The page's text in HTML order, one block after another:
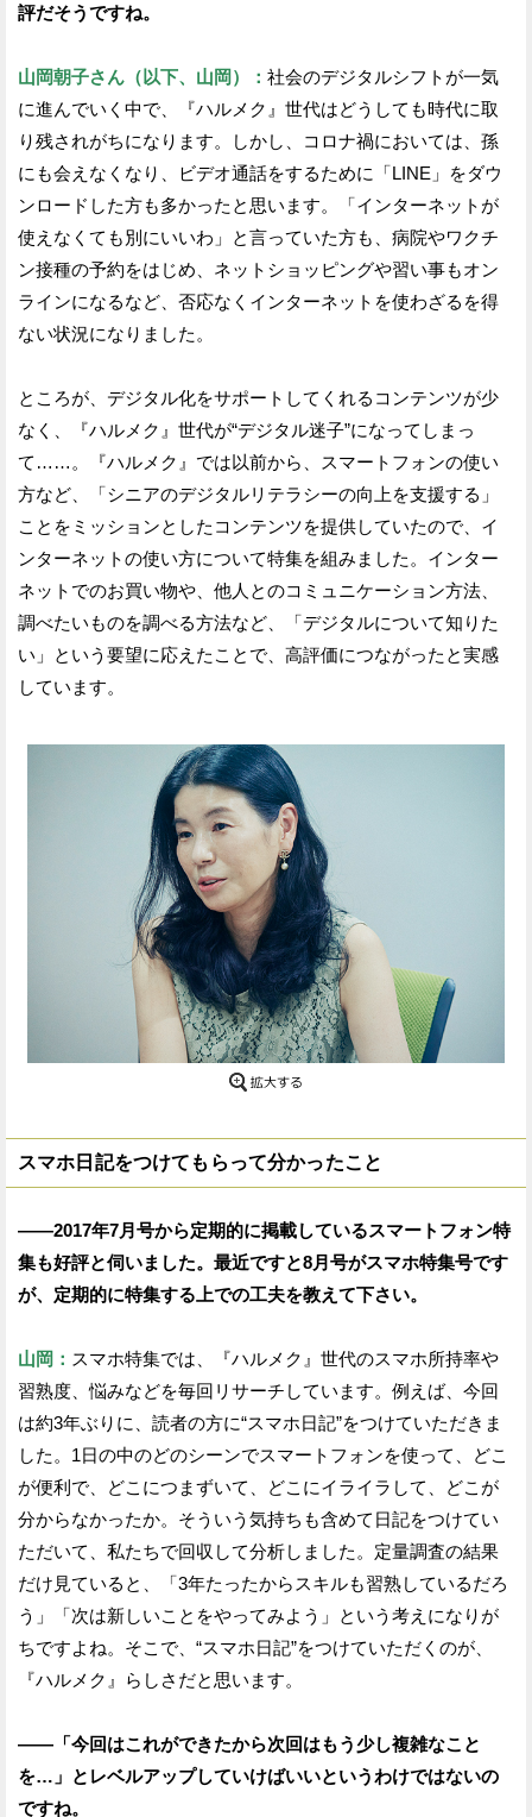
評だそうですね。
山岡朝子さん（以下、山岡）： 社会のデジタルシフトが一気
に進んでいく中で、『ハルメク』世代はどうしても時代に取
り残されがちになります。しかし、コロナ禍においては、孫
にも会えなくなり、ビデオ通話をするために「LINE」をダウ
ンロードした方も多かったと思います。「インターネットが
使えなくても別にいいわ」と言っていた方も、病院やワクチ
ン接種の予約をはじめ、ネットショッピングや習い事もオン
ラインになるなど、否応なくインターネットを使わざるを得
ない状況になりました。
ところが、デジタル化をサポートしてくれるコンテンツが少
なく、『ハルメク』世代が“デジタル迷子”になってしまっ
て……。『ハルメク』では以前から、スマートフォンの使い
方など、「シニアのデジタルリテラシーの向上を支援する」
ことをミッションとしたコンテンツを提供していたので、イ
ンターネットの使い方について特集を組みました。インター
ネットでのお買い物や、他人とのコミュニケーション方法、
調べたいものを調べる方法など、「デジタルについて知りた
い」という要望に応えたことで、高評価につながったと実感
しています。
スマホ日記をつけてもらって分かったこと
——2017年7月号から定期的に掲載しているスマートフォン特
集も好評と伺いました。最近ですと8月号がスマホ特集号です
が、定期的に特集する上での工夫を教えて下さい。
山岡： スマホ特集では、『ハルメク』世代のスマホ所持率や
習熟度、悩みなどを毎回リサーチしています。例えば、今回
は約3年ぶりに、読者の方に“スマホ日記”をつけていただきま
した。1日の中のどのシーンでスマートフォンを使って、どこ
が便利で、どこにつまずいて、どこにイライラして、どこが
分からなかったか。そういう気持ちも含めて日記をつけてい
ただいて、私たちで回収して分析しました。定量調査の結果
だけ見ていると、「3年たったからスキルも習熟しているだろ
う」「次は新しいことをやってみよう」という考えになりが
ちですよね。そこで、“スマホ日記”をつけていただくのが、
『ハルメク』らしさだと思います。
——「今回はこれができたから次回はもう少し複雑なこと
を…」とレベルアップしていけばいいというわけではないの
ですね。